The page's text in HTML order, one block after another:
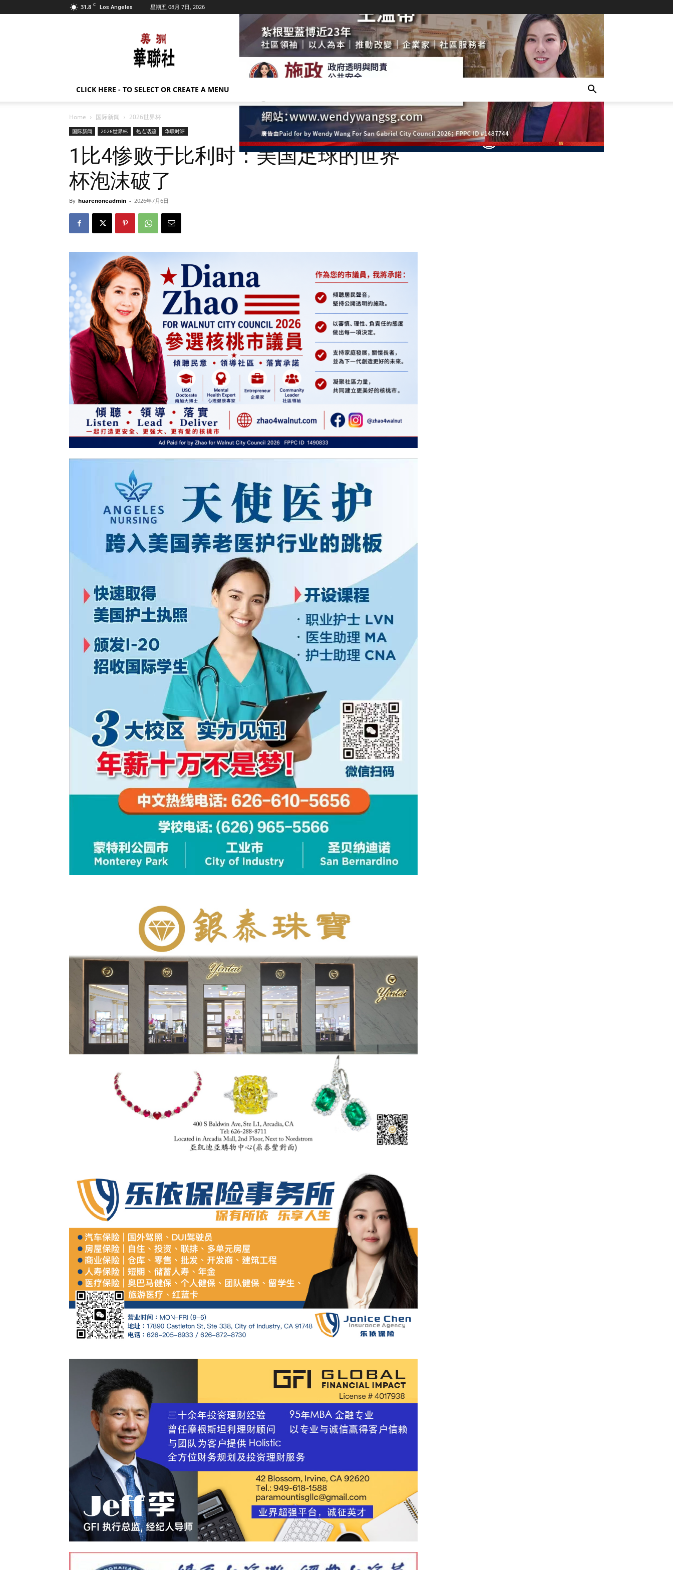
31.8 C Los Angeles 星期五 08月 7日, 2026
美
洲
华
联
CLICK HERE - TO SELECT OR CREATE A MENU
Home 国际新闻 2026世界杯
国际新闻 2026世界杯 热点话题 华联时评
1比4惨败于比利时：美国足球的世界
杯泡沫破了
By huarenoneadmin - 2026年7月6日
- Advertisement -